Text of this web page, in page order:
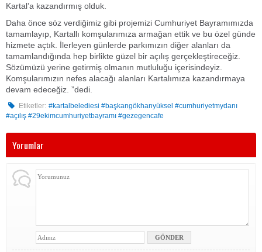
Kartal’a kazandırmış olduk.
Daha önce söz verdiğimiz gibi projemizi Cumhuriyet Bayramımızda
tamamlayıp, Kartallı komşularımıza armağan ettik ve bu özel günde
hizmete açtık. İlerleyen günlerde parkımızın diğer alanları da
tamamlandığında hep birlikte güzel bir açılış gerçekleştireceğiz.
Sözümüzü yerine getirmiş olmanın mutluluğu içerisindeyiz.
Komşularımızın nefes alacağı alanları Kartalımıza kazandırmaya
devam edeceğiz. ”dedi.
Etiketler: #kartalbelediesi #başkangökhanyüksel #cumhuriyetmydanı
#açılış #29ekimcumhuriyetbayramı #gezegencafe
Yorumlar